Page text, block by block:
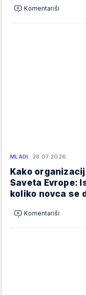
Komentariši
MLADI 28.07.2026.
Kako
Saveta Evrope:
koliko novca se
Komentariši